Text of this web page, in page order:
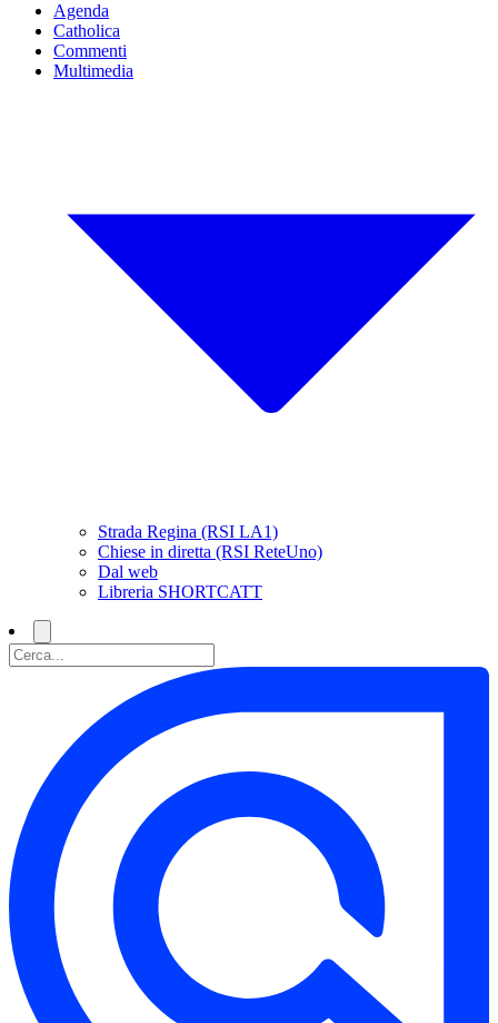
Agenda
Catholica
Commenti
Multimedia
Strada Regina (RSI LA1)
Chiese in diretta (RSI ReteUno)
Dal web
Libreria SHORTCATT